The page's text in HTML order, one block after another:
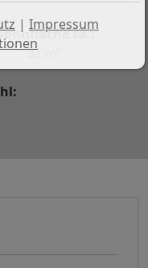
ca.:
92 m²
| Impressum